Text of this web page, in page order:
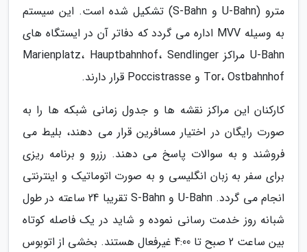
مترو (U-Bahn و S-Bahn) تشکیل شده است. این سیستم
به وسیله MVV اداره می گردد که دفاتر آن در ایستگاه های
U-Bahn مراکز Marienplatz، Hauptbahnhof، Sendlinger
Tor، Ostbahnhof و Poccistrasse قرار دارند.
کارکنان این مراکز نقشه ها و جدول زمانی شبکه ها را به
صورت رایگان در اختیار مسافرین قرار می دهند، بلیط می
فروشند و به سوالات پاسخ می دهند. رزرو و برنامه ریزی
برای سفر به زبان انگلیسی و به صورت اتوماتیک و اینترنتی
انجام می گردد. U-Bahn و S-Bahn تقریبا 24 ساعته در طول
شبانه روز خدمت رسانی نموده و شاید در یک فاصله کوتاه
بین ساعت 2 صبح تا 4:00 غیرفعال هستند. بخشی از اتوبوس